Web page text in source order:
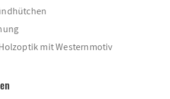
mit Westernmotiv